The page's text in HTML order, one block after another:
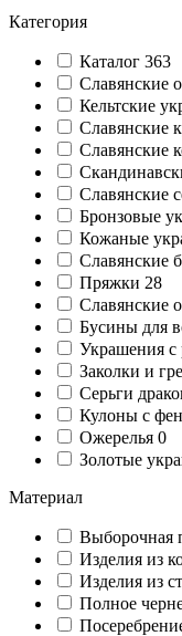
Категория
Каталог 363
Славянские
Кельтские
Славянские
Славянские
Славянские
Бронзовые
Кожаные
Славянские
Пряжки 28
Славянские
Бусины для
Украшения с
Заколки и
Серьги
Кулоны с
Ожерелья 0
Золотые
Материал
Выборочная
Изделия из
Изделия из
Полное